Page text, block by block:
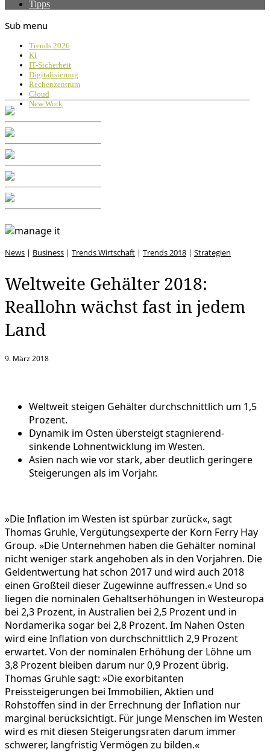
Tipps
Sub menu
Trends 2026
KI
IT-Sicherheit
Digitalisierung
Rechenzentrum
Cloud
New Work
News | Business | Trends Wirtschaft | Trends 2018 | Strategien
Weltweite Gehälter 2018:
Reallohn wächst fast in jedem
Land
9. März 2018
Weltweit steigen Gehälter durchschnittlich um 1,5
Prozent.
Dynamik im Osten übersteigt stagnierend-
sinkende Lohnentwicklung im Westen.
Asien nach wie vor stark, aber deutlich geringere
Steigerungen als im Vorjahr.
»Die Inflation im Westen ist spürbar zurück«, sagt
Thomas Gruhle, Vergütungsexperte der Korn Ferry Hay
Group. »Die Unternehmen haben die Gehälter nominal
nicht weniger stark angehoben als in den Vorjahren. Die
Geldentwertung hat schon 2017 und wird auch 2018
einen Großteil dieser Zugewinne auffressen.« Und so
liegen die nominalen Gehaltserhöhungen in Westeuropa
bei 2,3 Prozent, in Australien bei 2,5 Prozent und in
Nordamerika sogar bei 2,8 Prozent. Im Nahen Osten
wird eine Inflation von durchschnittlich 2,9 Prozent
erwartet. Von der nominalen Erhöhung der Löhne um
3,8 Prozent bleiben darum nur 0,9 Prozent übrig.
Thomas Gruhle sagt: »Die exorbitanten
Preissteigerungen bei Immobilien, Aktien und
Rohstoffen sind in der Errechnung der Inflation nur
marginal berücksichtigt. Für junge Menschen im Westen
wird es mit diesen Steigerungsraten darum immer
schwerer, langfristig Vermögen zu bilden.«